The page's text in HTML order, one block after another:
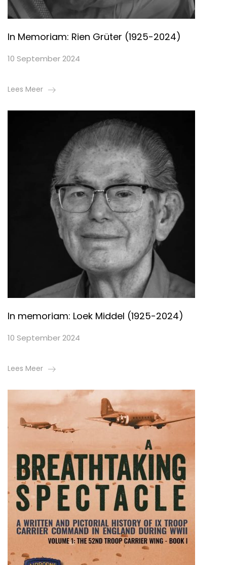
In Memoriam: Rien Grüter (1925-2024)
10 September 2024
Lees Meer
In memoriam: Loek Middel (1925-2024)
10 September 2024
Lees Meer